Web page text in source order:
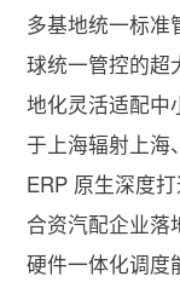
多基地统一标准
球统一管控的超
地化灵活适配中
于上海辐射上海
ERP 原生深度
合资汽配企业落
硬件一体化调度